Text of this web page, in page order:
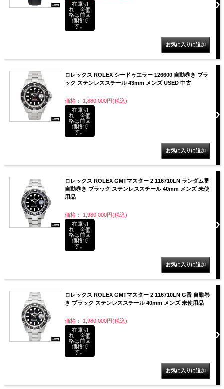
在庫切
れ ※価
格は前回
価格で
す。
ロレックス ROLEX シードゥエラー 126600 自動巻き ブラ
ック ステンレススチール 43mm メンズ USED 中古
価格： 1,880,000円(税込)
在庫切
れ ※価
格は前回
価格で
す。
ロレックス ROLEX GMTマスター 2 116710LN ランダム番
自動巻き ブラック ステンレススチール 40mm メンズ 未使
用品
価格： 1,980,000円(税込)
在庫切
れ ※価
格は前回
価格で
す。
ロレックス ROLEX GMTマスター 2 116710LN G番 自動巻
き ブラック ステンレススチール 40mm メンズ 未使用品
価格： 1,980,000円(税込)
在庫切
れ ※価
格は前回
価格で
す。